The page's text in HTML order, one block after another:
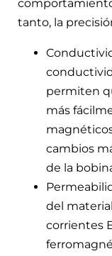
tanto, la
permiten
más
cambios
de la
del
corrientes